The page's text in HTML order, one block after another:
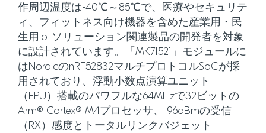
作周辺温度は-40℃～85℃で、医療やセキュリテ
ィ、フィットネス向け機器を含めた産業用・民
生用IoTソリューション関連製品の開発者を対象
に設計されています。「MK71521」モジュールに
はNordicのnRF52832マルチプロトコルSoCが採
用されており、浮動小数点演算ユニット
（FPU）搭載のパワフルな64MHzで32ビットの
Arm® Cortex® M4プロセッサ、-96dBmの受信
（RX）感度とトータルリンクバジェット